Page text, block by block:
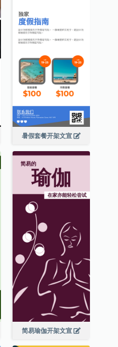
暑假套餐开架文宣
简易瑜伽开架文宣